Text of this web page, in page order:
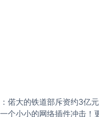
偌大的铁道部斥资约3亿
个小小的网络插件冲击！